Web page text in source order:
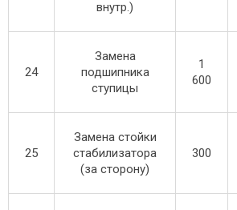
внутр.)
24
Замена
подшипника
ступицы
1
600
25
Замена стойки
стабилизатора
(за сторону)
300